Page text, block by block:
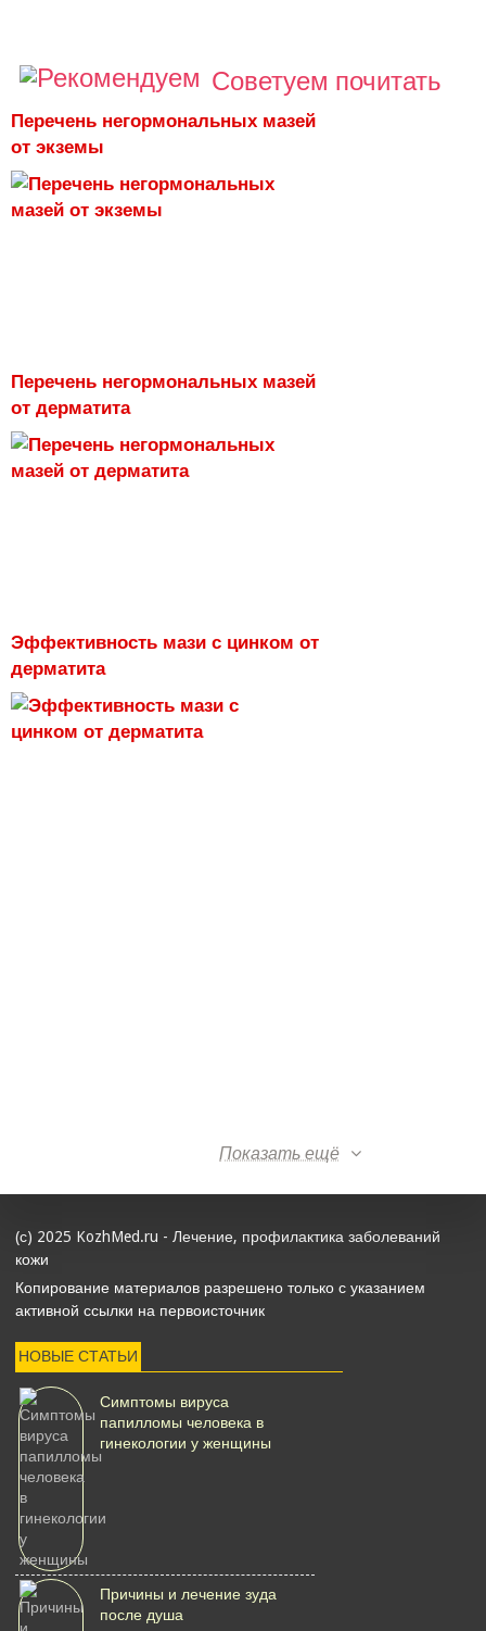
Советуем почитать
Перечень негормональных мазей
от экземы
Перечень негормональных мазей
от дерматита
Эффективность мази с цинком от
дерматита
Показать ещё
(с) 2025 KozhMed.ru - Лечение, профилактика заболеваний
кожи
Копирование материалов разрешено только с указанием
активной ссылки на первоисточник
НОВЫЕ СТАТЬИ
Симптомы вируса
папилломы человека в
гинекологии у женщины
Причины и лечение зуда
после душа